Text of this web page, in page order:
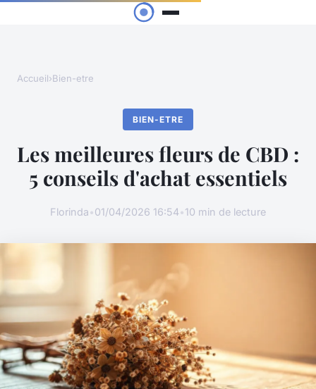
Accueil›Bien-etre
BIEN-ETRE
Les meilleures fleurs de CBD :
5 conseils d'achat essentiels
Florinda•01/04/2026 16:54•10 min de lecture